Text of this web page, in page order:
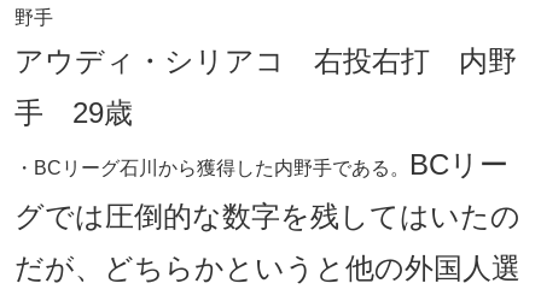
野手
アウディ・シリアコ 右投右打 内野
手 29歳
・BCリーグ石川から獲得した内野手である。
BCリー
グでは圧倒的な数字を残してはいたの
だが、どちらかというと他の外国人選